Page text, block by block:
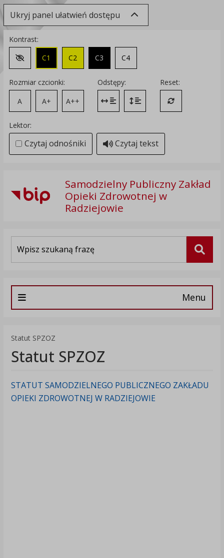
Ukryj panel ułatwień dostępu
Kontrast:
Zmień kontrast na domyślny
C1 C2 C3 C4
Rozmiar czcionki:
A
A+ A++
Odstępy:
Zmień odstęp między literami
Zmień interlinię i margines
Reset:
Przywróć
Lektor:
Czytaj odnośniki Czytaj tekst
Samodzielny Publiczny Zakład
Opieki Zdrowotnej w
Radziejowie
Menu
Statut SPZOZ
Statut SPZOZ
STATUT SAMODZIELNEGO PUBLICZNEGO ZAKŁADU
OPIEKI ZDROWOTNEJ W RADZIEJOWIE